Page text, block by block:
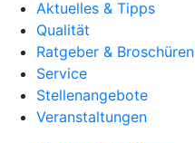
Aktuelles & Tipps
Qualität
Ratgeber & Broschüren
Service
Stellenangebote
Veranstaltungen